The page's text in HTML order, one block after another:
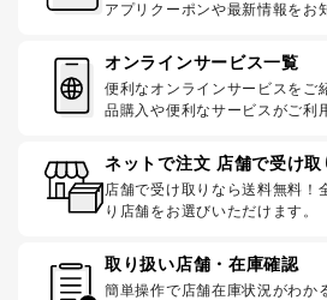
アプリクーポンや最新情報をお
オンラインサービス一覧
便利なオンラインサービスをご
品購入や便利なサービスがご利
ネットで注文 店舗で受け取
店舗で受け取りなら送料無料！
り店舗をお選びいただけます。
取り扱い店舗・在庫確認
簡単操作で店舗在庫状況がわか